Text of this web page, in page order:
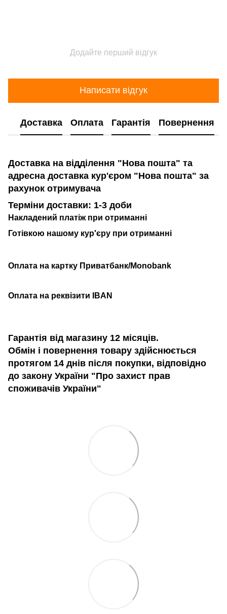
Додайте перший відгук
Написати відгук
Доставка Оплата Гарантія Повернення
Доставка на відділення "Нова пошта" та
адресна доставка кур'єром "Нова пошта" за
рахунок отримувача
Терміни доставки: 1-3 доби
Накладений платіж при отриманні
Готівкою нашому кур'єру при отриманні
Оплата на картку Приватбанк/Monobank
Оплата на реквізити IBAN
Гарантія від магазину 12 місяців.
Обмін і повернення товару здійснюється
протягом 14 днів після покупки, відповідно
до закону України "Про захист прав
споживачів України"